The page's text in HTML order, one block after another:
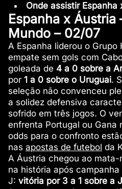
Onde assistir Espanha
Espanha x Áustria
Mundo – 02/07
A Espanha liderou o Grupo
empate sem gols com
goleada de 4 a 0 sobre a
por 1 a 0 sobre o Uruguai.
seleção não convenceu
a solidez defensiva
sofrido em três jogos. O
enfrenta Portugal ou Gana
odds para o confronto
nas apostas de futebol da
A Áustria chegou ao
na história após
J: vitória por 3 a 1 sobre a